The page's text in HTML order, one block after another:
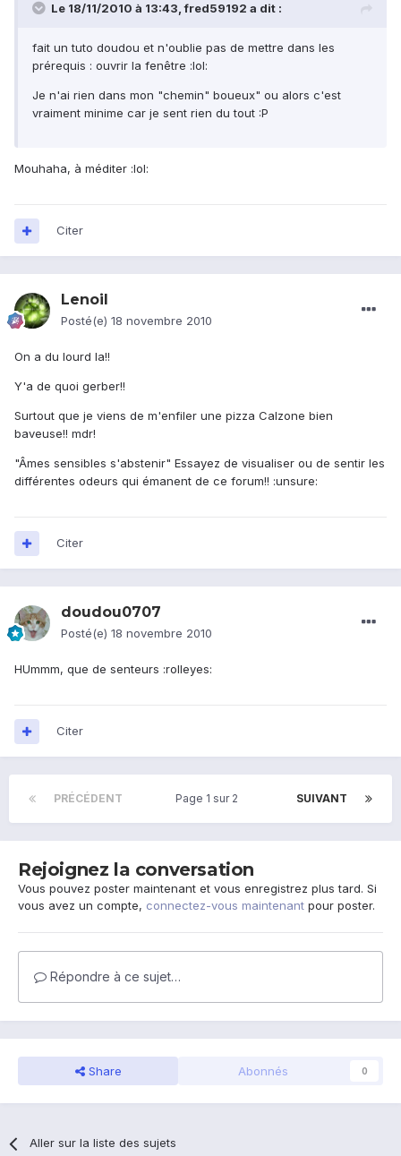
Le 18/11/2010 à 13:43, fred59192 a dit :
fait un tuto doudou et n'oublie pas de mettre dans les
prérequis : ouvrir la fenêtre :lol:
Je n'ai rien dans mon "chemin" boueux" ou alors c'est
vraiment minime car je sent rien du tout :P
Mouhaha, à méditer :lol:
Citer
Lenoil
Posté(e) 18 novembre 2010
On a du lourd la!!
Y'a de quoi gerber!!
Surtout que je viens de m'enfiler une pizza Calzone bien
baveuse!! mdr!
"Âmes sensibles s'abstenir" Essayez de visualiser ou de sentir les
différentes odeurs qui émanent de ce forum!! :unsure:
Citer
doudou0707
Posté(e) 18 novembre 2010
HUmmm, que de senteurs :rolleyes:
Citer
PRÉCÉDENT SUIVANT
Page 1 sur 2
Rejoignez la conversation
Vous pouvez poster maintenant et vous enregistrez plus tard. Si
vous avez un compte, connectez-vous maintenant pour poster.
Répondre à ce sujet…
Share Abonnés 0
Aller sur la liste des sujets